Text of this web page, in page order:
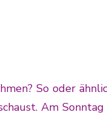
So oder
Am